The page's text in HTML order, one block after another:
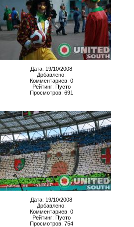
Дата: 19/10/2008
Добавлено:
Комментариев: 0
Рейтинг: Пусто
Просмотров: 691
Дата: 19/10/2008
Добавлено:
Комментариев: 0
Рейтинг: Пусто
Просмотров: 754